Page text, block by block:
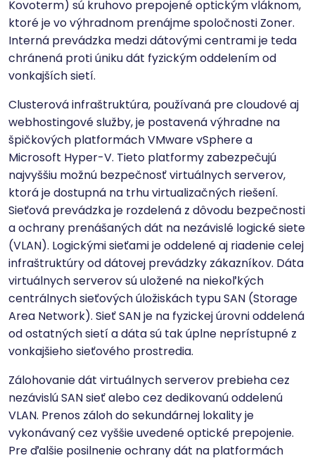
Kovoterm) sú kruhovo prepojené optickým vláknom,
ktoré je vo výhradnom prenájme spoločnosti Zoner.
Interná prevádzka medzi dátovými centrami je teda
chránená proti úniku dát fyzickým oddelením od
vonkajších sietí.
Clusterová infraštruktúra, používaná pre cloudové aj
webhostingové služby, je postavená výhradne na
špičkových platformách VMware vSphere a
Microsoft Hyper-V. Tieto platformy zabezpečujú
najvyššiu možnú bezpečnosť virtuálnych serverov,
ktorá je dostupná na trhu virtualizačných riešení.
Sieťová prevádzka je rozdelená z dôvodu bezpečnosti
a ochrany prenášaných dát na nezávislé logické siete
(VLAN). Logickými sieťami je oddelené aj riadenie celej
infraštruktúry od dátovej prevádzky zákazníkov. Dáta
virtuálnych serverov sú uložené na niekoľkých
centrálnych sieťových úložiskách typu SAN (Storage
Area Network). Sieť SAN je na fyzickej úrovni oddelená
od ostatných sietí a dáta sú tak úplne neprístupné z
vonkajšieho sieťového prostredia.
Zálohovanie dát virtuálnych serverov prebieha cez
nezávislú SAN sieť alebo cez dedikovanú oddelenú
VLAN. Prenos záloh do sekundárnej lokality je
vykonávaný cez vyššie uvedené optické prepojenie.
Pre ďalšie posilnenie ochrany dát na platformách